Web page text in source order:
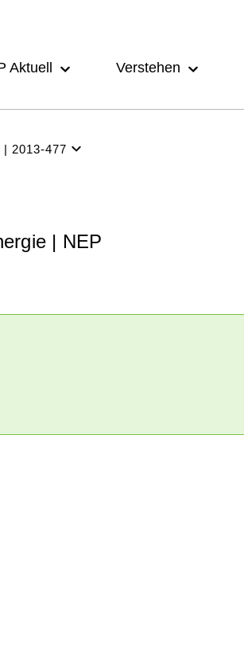
Aktuell
Verstehen
2013-477
Projekte| NEP